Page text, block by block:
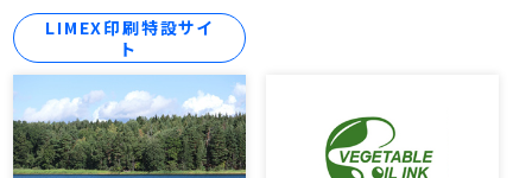
LIMEX印刷特設サイ
ト